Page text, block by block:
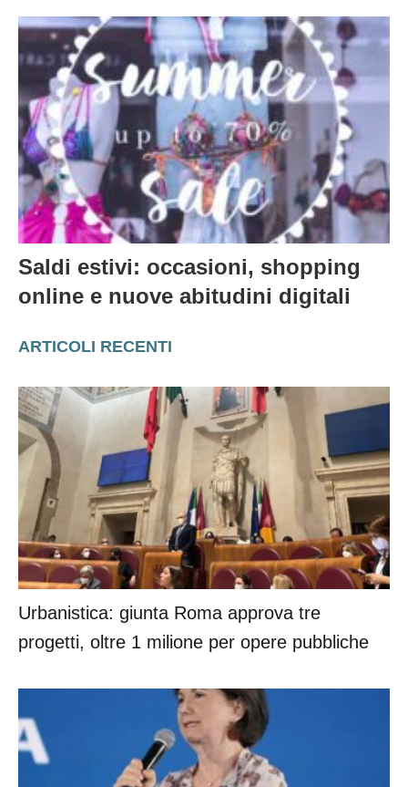
Saldi estivi: occasioni, shopping
online e nuove abitudini digitali
ARTICOLI RECENTI
Urbanistica: giunta Roma approva tre
progetti, oltre 1 milione per opere pubbliche